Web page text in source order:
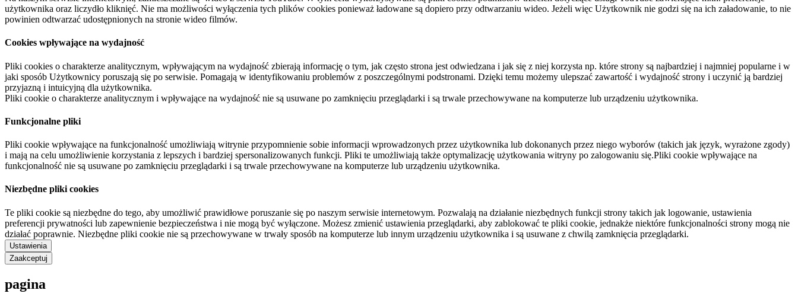
użytkownika oraz liczydło kliknięć. Nie ma możliwości wyłączenia tych plików cookies ponieważ ładowane są dopiero przy odtwarzaniu wideo. Jeżeli więc Użytkownik nie godzi się na ich załadowanie, to nie
powinien odtwarzać udostępnionych na stronie wideo filmów.
Cookies wpływające na wydajność
Pliki cookies o charakterze analitycznym, wpływającym na wydajność zbierają informację o tym, jak często strona jest odwiedzana i jak się z niej korzysta np. które strony są najbardziej i najmniej popularne i w
jaki sposób Użytkownicy poruszają się po serwisie. Pomagają w identyfikowaniu problemów z poszczególnymi podstronami. Dzięki temu możemy ulepszać zawartość i wydajność strony i uczynić ją bardziej
przyjazną i intuicyjną dla użytkownika.
Pliki cookie o charakterze analitycznym i wpływające na wydajność nie są usuwane po zamknięciu przeglądarki i są trwale przechowywane na komputerze lub urządzeniu użytkownika.
Funkcjonalne pliki
Pliki cookie wpływające na funkcjonalność umożliwiają witrynie przypomnienie sobie informacji wprowadzonych przez użytkownika lub dokonanych przez niego wyborów (takich jak język, wyrażone zgody)
i mają na celu umożliwienie korzystania z lepszych i bardziej spersonalizowanych funkcji. Pliki te umożliwiają także optymalizację użytkowania witryny po zalogowaniu się.Pliki cookie wpływające na
funkcjonalność nie są usuwane po zamknięciu przeglądarki i są trwale przechowywane na komputerze lub urządzeniu użytkownika.
Niezbędne pliki cookies
Te pliki cookie są niezbędne do tego, aby umożliwić prawidłowe poruszanie się po naszym serwisie internetowym. Pozwalają na działanie niezbędnych funkcji strony takich jak logowanie, ustawienia
preferencji prywatności lub zapewnienie bezpieczeństwa i nie mogą być wyłączone. Możesz zmienić ustawienia przeglądarki, aby zablokować te pliki cookie, jednakże niektóre funkcjonalności strony mogą nie
działać poprawnie. Niezbędne pliki cookie nie są przechowywane w trwały sposób na komputerze lub innym urządzeniu użytkownika i są usuwane z chwilą zamknięcia przeglądarki.
Ustawienia
Zaakceptuj
pagina